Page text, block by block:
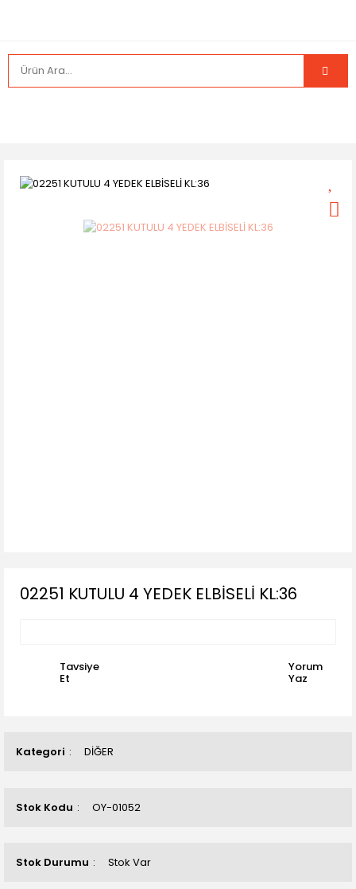
Kategori DİĞER
Stok Kodu OY-01052
Stok Durumu Stok Var
02251 KUTULU 4 YEDEK ELBİSELİ KL:36
Tavsiye
Et
Yorum
Yaz